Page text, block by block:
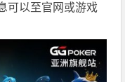
可以至官网或游戏